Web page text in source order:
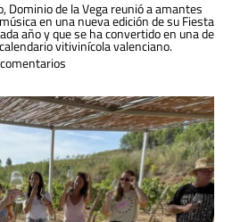
Dominio de la Vega reunió a amantes
en una nueva edición de su Fiesta
año y que se ha convertido en una de
vitivinícola valenciano.